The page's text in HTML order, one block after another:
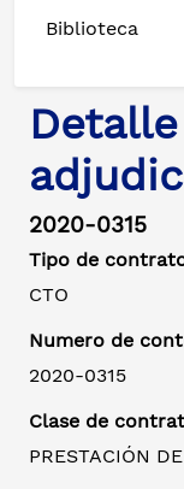
Biblioteca
2020-0315
Tipo de
CTO
Numero de
2020-0315
Clase de
PRESTACIÓN